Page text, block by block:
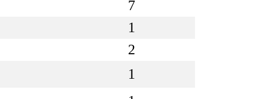
7
1
2
1